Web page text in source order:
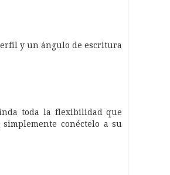
y un ángulo de escritura
toda la flexibilidad que
conéctelo a su